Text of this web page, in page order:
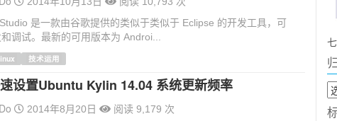
是一款由谷歌提供的类似于类似于 Eclipse 的开发工具，可
调试。最新的可用版本为 Androi...
技术运用
设置Ubuntu Kylin 14.04 系统更新频率
2014年8月20日
阅读 9,179 次
归
档